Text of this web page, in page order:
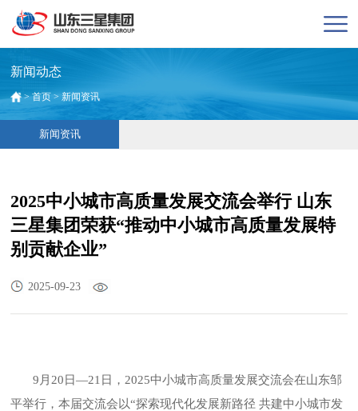
新闻动态
>首页 >新闻资讯
新闻资讯
2025中小城市高质量发展交流会举行 山东
三星集团荣获“推动中小城市高质量发展特
别贡献企业”
2025-09-23
9月20日—21日，2025中小城市高质量发展交流会在山东邹
平举行，本届交流会以“探索现代化发展新路径 共建中小城市发